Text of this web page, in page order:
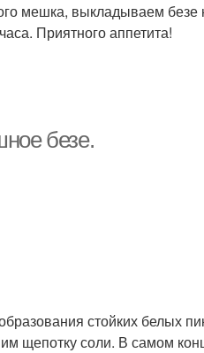
мешка, выкладываем безе
Приятного аппетита!
безе.
стойких белых
щепотку соли. В самом